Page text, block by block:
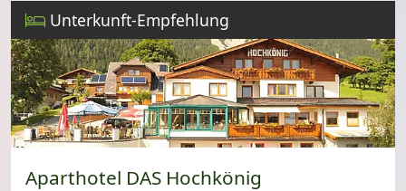
Unterkunft-Empfehlung
Aparthotel DAS Hochkönig